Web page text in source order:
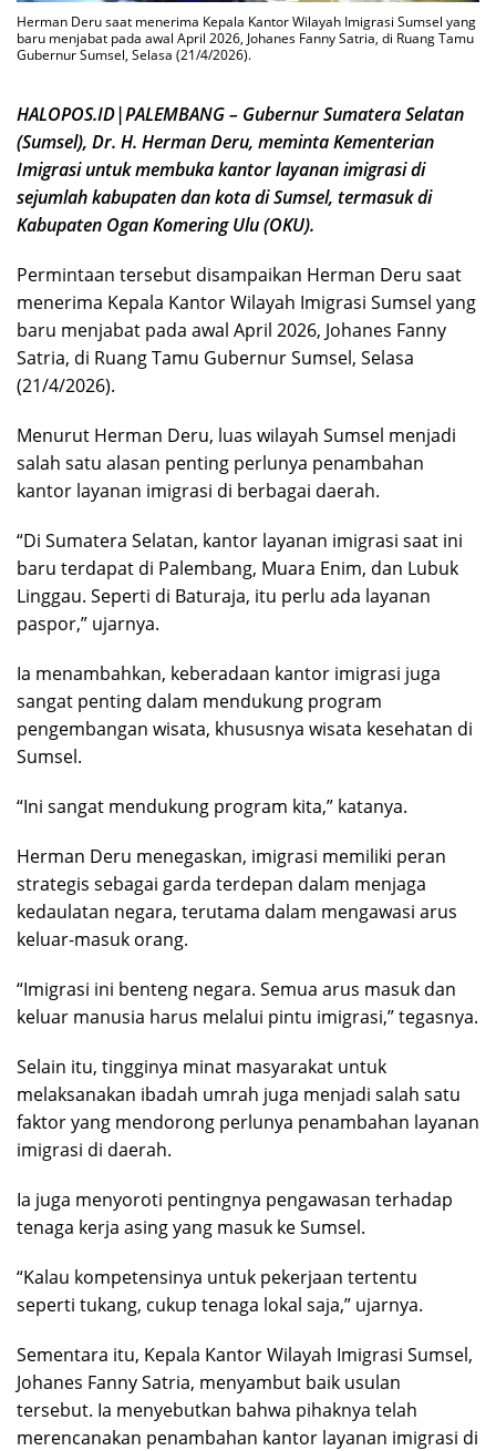
Herman Deru saat menerima Kepala Kantor Wilayah Imigrasi Sumsel yang
baru menjabat pada awal April 2026, Johanes Fanny Satria, di Ruang Tamu
Gubernur Sumsel, Selasa (21/4/2026).
HALOPOS.ID|PALEMBANG – Gubernur Sumatera Selatan
(Sumsel), Dr. H. Herman Deru, meminta Kementerian
Imigrasi untuk membuka kantor layanan imigrasi di
sejumlah kabupaten dan kota di Sumsel, termasuk di
Kabupaten Ogan Komering Ulu (OKU).
Permintaan tersebut disampaikan Herman Deru saat
menerima Kepala Kantor Wilayah Imigrasi Sumsel yang
baru menjabat pada awal April 2026, Johanes Fanny
Satria, di Ruang Tamu Gubernur Sumsel, Selasa
(21/4/2026).
Menurut Herman Deru, luas wilayah Sumsel menjadi
salah satu alasan penting perlunya penambahan
kantor layanan imigrasi di berbagai daerah.
“Di Sumatera Selatan, kantor layanan imigrasi saat ini
baru terdapat di Palembang, Muara Enim, dan Lubuk
Linggau. Seperti di Baturaja, itu perlu ada layanan
paspor,” ujarnya.
Ia menambahkan, keberadaan kantor imigrasi juga
sangat penting dalam mendukung program
pengembangan wisata, khususnya wisata kesehatan di
Sumsel.
“Ini sangat mendukung program kita,” katanya.
Herman Deru menegaskan, imigrasi memiliki peran
strategis sebagai garda terdepan dalam menjaga
kedaulatan negara, terutama dalam mengawasi arus
keluar-masuk orang.
“Imigrasi ini benteng negara. Semua arus masuk dan
keluar manusia harus melalui pintu imigrasi,” tegasnya.
Selain itu, tingginya minat masyarakat untuk
melaksanakan ibadah umrah juga menjadi salah satu
faktor yang mendorong perlunya penambahan layanan
imigrasi di daerah.
Ia juga menyoroti pentingnya pengawasan terhadap
tenaga kerja asing yang masuk ke Sumsel.
“Kalau kompetensinya untuk pekerjaan tertentu
seperti tukang, cukup tenaga lokal saja,” ujarnya.
Sementara itu, Kepala Kantor Wilayah Imigrasi Sumsel,
Johanes Fanny Satria, menyambut baik usulan
tersebut. Ia menyebutkan bahwa pihaknya telah
merencanakan penambahan kantor layanan imigrasi di